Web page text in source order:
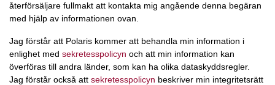
återförsäljare fullmakt att kontakta mig angående denna begäran
med hjälp av informationen ovan.
Jag förstår att Polaris kommer att behandla min information i
enlighet med sekretesspolicyn och att min information kan
överföras till andra länder, som kan ha olika dataskyddsregler.
Jag förstår också att sekretesspolicyn beskriver min integritetsrätt